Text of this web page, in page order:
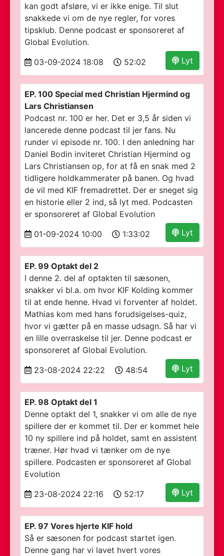
kan godt afsløre, vi er ikke enige. Til slut
snakkede vi om de nye regler, for vores
tipsklub. Denne podcast er sponsoreret af
Global Evolution.
Lyt
03-09-2024 18:08 52:02
EP. 100 Special med Christian Hjermind og
Lars Christiansen
Podcast nr. 100 er her. Det er 3,5 år siden vi
lancerede denne podcast til jer fans. Nu
runder vi episode nr. 100. I den anledning har
Daniel Bodin inviteret Christian Hjermind og
Lars Christiansen op, for at få en snak med 2
tidligere holdkammerater på banen. Og hvad
de vil med KIF fremadrettet. Der er sneget sig
en historie eller 2 ind, så lyt med. Podcasten
er sponsoreret af Global Evolution
Lyt
01-09-2024 10:00 1:33:02
EP. 99 Optakt del 2
I denne 2. del af optakten til sæsonen,
snakker vi bl.a. om hvor KIF Kolding kommer
til at ende henne. Hvad vi forventer af holdet.
Mathias kom med hans forudsigelses-quiz,
hvor vi gætter på en masse udsagn. Så har vi
en lille overraskelse til jer. Denne podcast er
sponsoreret af Global Evolution.
Lyt
23-08-2024 22:22 48:54
EP. 98 Optakt del 1
Denne optakt del 1, snakker vi om alle de nye
spillere der er kommet til. Der er kommet hele
10 ny spillere ind på holdet, samt en assistent
træner. Hør hvad vi tænker om de nye
spillere. Podcasten er sponsoreret af Global
Evolution
Lyt
23-08-2024 22:16 52:17
EP. 97 Vores hjerte KIF hold
Så er sæsonen for podcast startet igen.
Denne gang har vi lavet hvert vores